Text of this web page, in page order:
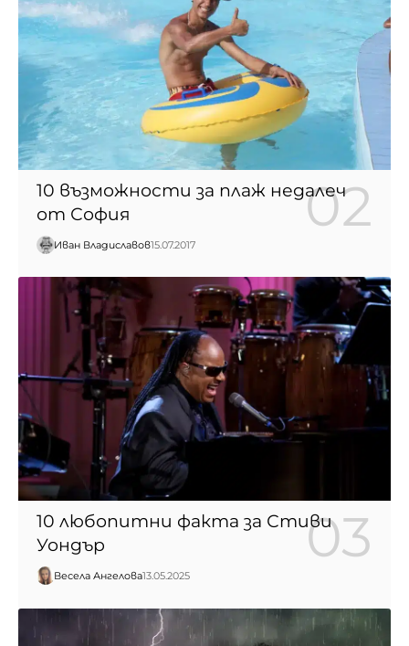
10 възможности за плаж недалеч
от София
Иван Владиславов15.07.2017
10 любопитни факта за Стиви
Уондър
Весела Ангелова13.05.2025